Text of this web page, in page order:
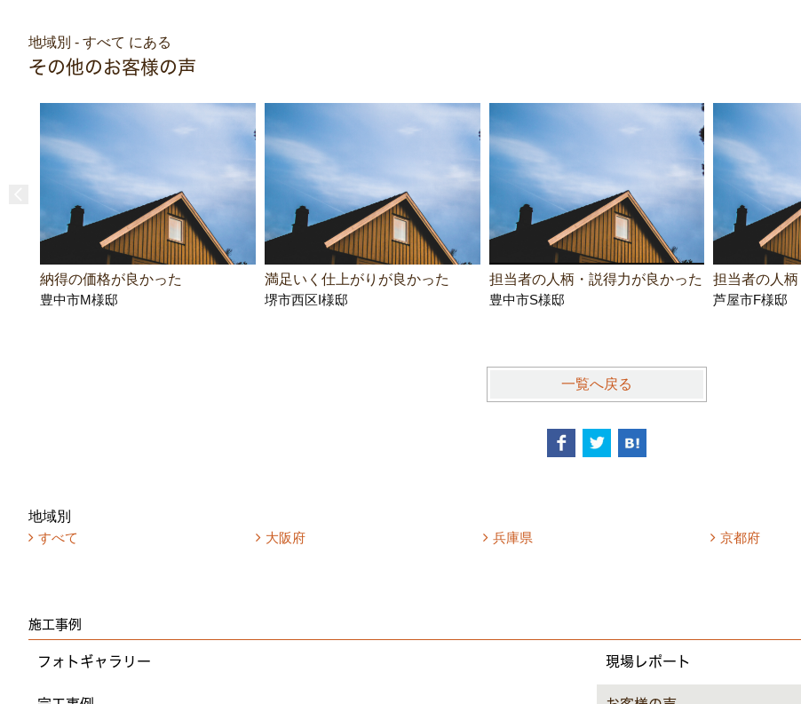
地域別 - すべて にある
その他のお客様の声
納得の価格が良かった
豊中市M様邸
満足いく仕上がりが良かった
堺市西区I様邸
担当者の人柄・説得力が良かった
豊中市S様邸
担当者の人
芦屋市F様邸
一覧へ戻る
地域別
すべて
大阪府 兵庫県 京都府
施工事例
フォトギャラリー 現場レポート